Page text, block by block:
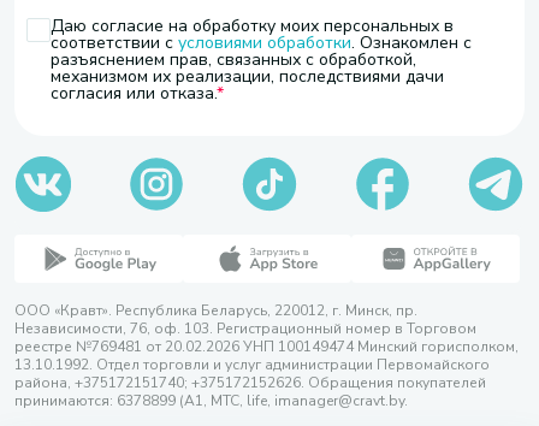
Даю согласие на обработку моих персональных в
соответствии с условиями обработки. Ознакомлен с
разъяснением прав, связанных с обработкой,
механизмом их реализации, последствиями дачи
согласия или отказа.
ООО «Кравт». Республика Беларусь, 220012, г. Минск, пр.
Независимости, 76, оф. 103. Регистрационный номер в Торговом
реестре №769481 от 20.02.2026 УНП 100149474 Минский горисполком,
13.10.1992. Отдел торговли и услуг администрации Первомайского
района, +375172151740; +375172152626. Обращения покупателей
принимаются: 6378899 (А1, МТС, life, imanager@cravt.by.